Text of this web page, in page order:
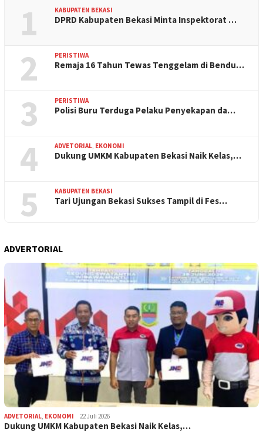
1 KABUPATEN BEKASI
DPRD Kabupaten Bekasi Minta Inspektorat …
2 PERISTIWA
Remaja 16 Tahun Tewas Tenggelam di Bendu…
3 PERISTIWA
Polisi Buru Terduga Pelaku Penyekapan da…
4 ADVETORIAL, EKONOMI
Dukung UMKM Kabupaten Bekasi Naik Kelas,…
5 KABUPATEN BEKASI
Tari Ujungan Bekasi Sukses Tampil di Fes…
ADVERTORIAL
ADVETORIAL, EKONOMI 22 Juli 2026
Dukung UMKM Kabupaten Bekasi Naik Kelas,…